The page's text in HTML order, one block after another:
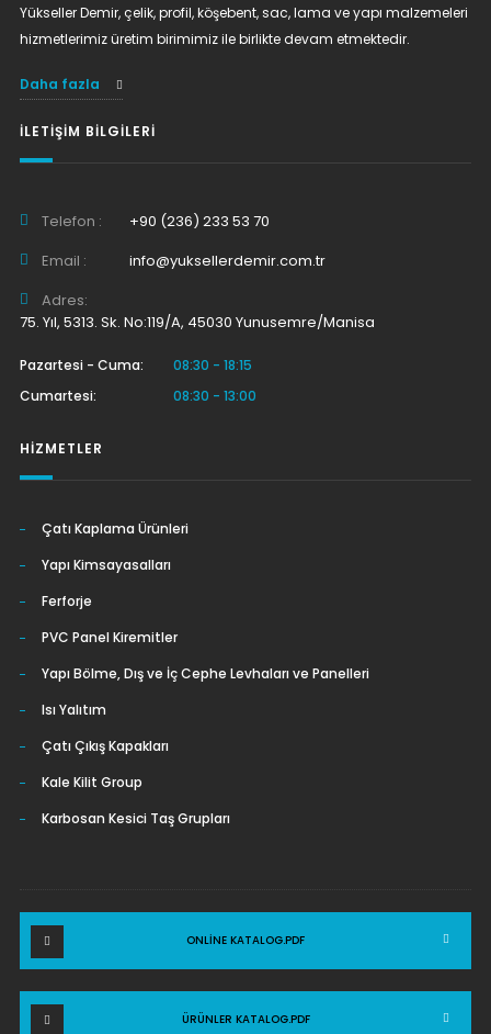
Yükseller Demir, çelik, profil, köşebent, sac, lama ve yapı malzemeleri
hizmetlerimiz üretim birimimiz ile birlikte devam etmektedir.
Daha fazla
İLETIŞIM BILGILERI
Telefon :
+90 (236) 233 53 70
Email :
info@yuksellerdemir.com.tr
Adres:
75. Yıl, 5313. Sk. No:119/A, 45030 Yunusemre/Manisa
Pazartesi - Cuma:
08:30 - 18:15
Cumartesi:
08:30 - 13:00
HIZMETLER
Çatı Kaplama Ürünleri
Yapı Kimsayasalları
Ferforje
PVC Panel Kiremitler
Yapı Bölme, Dış ve İç Cephe Levhaları ve Panelleri
Isı Yalıtım
Çatı Çıkış Kapakları
Kale Kilit Group
Karbosan Kesici Taş Grupları
ONLINE KATALOG.PDF
ÜRÜNLER KATALOG.PDF